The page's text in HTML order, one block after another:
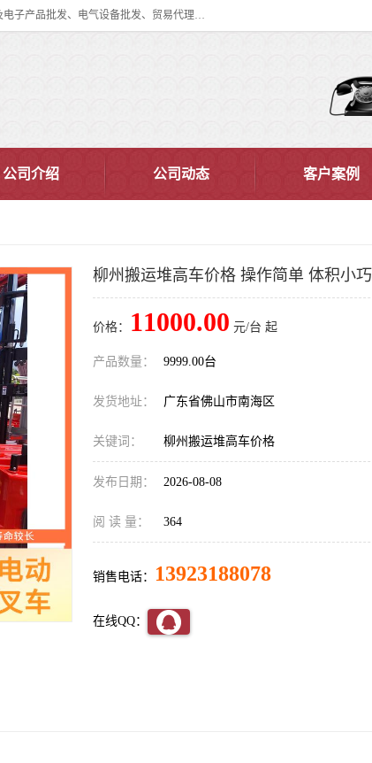
佛山市皇加力机械设备有限公司成立于2017年，注册地位于佛山市南海区。经营范围包括：其他机械设备及电子产品批发、电气设备批发、贸易代理、五金产品批发等；主要产品有：移动式登车桥、叉车装卸货平台、移动式升降机、升降货梯、油桶夹具、电动堆高车。
公司介绍 公司动态 客户案例
柳州搬运堆高车价格 操作简单 体积小巧
价格： 11000.00 元/台 起
产品数量： 9999.00台
发货地址： 广东省佛山市南海区
关键词： 柳州搬运堆高车价格
发布日期： 2026-08-08
阅 读 量： 364
销售电话： 13923188078
在线QQ：